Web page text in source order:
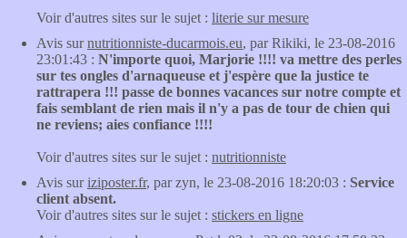
Voir d'autres sites sur le sujet : literie sur mesure
Avis surnutritionniste-ducarmois.eu, par Rikiki, le 23-08-2016
23:01:43 : N'importe quoi, Marjorie !!!! va mettre des perles
sur tes ongles d'arnaqueuse et j'espère que la justice te
rattrapera !!! passe de bonnes vacances sur notre compte et
fais semblant de rien mais il n'y a pas de tour de chien qui
ne reviens; aies confiance !!!!
Voir d'autres sites sur le sujet : nutritionniste
Avis suriziposter.fr, par zyn, le 23-08-2016 18:20:03 : Service
client absent.
Voir d'autres sites sur le sujet : stickers en ligne